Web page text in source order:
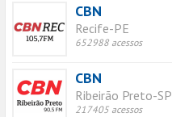
CBN
Recife-PE
652988 acessos
CBN
Ribeirão Preto-SP
217405 acessos